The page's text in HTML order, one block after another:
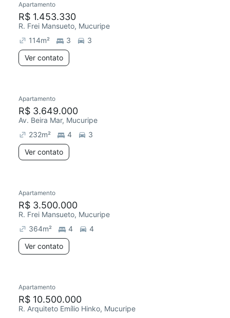
Apartamento
R$ 1.453.330
R. Frei Mansueto, Mucuripe
114m² 3
3
Ver contato
Apartamento
R$ 3.649.000
Av. Beira Mar, Mucuripe
232m² 4
3
Ver contato
Apartamento
R$ 3.500.000
R. Frei Mansueto, Mucuripe
364m² 4
4
Ver contato
Apartamento
R$ 10.500.000
R. Arquiteto Emílio Hinko, Mucuripe